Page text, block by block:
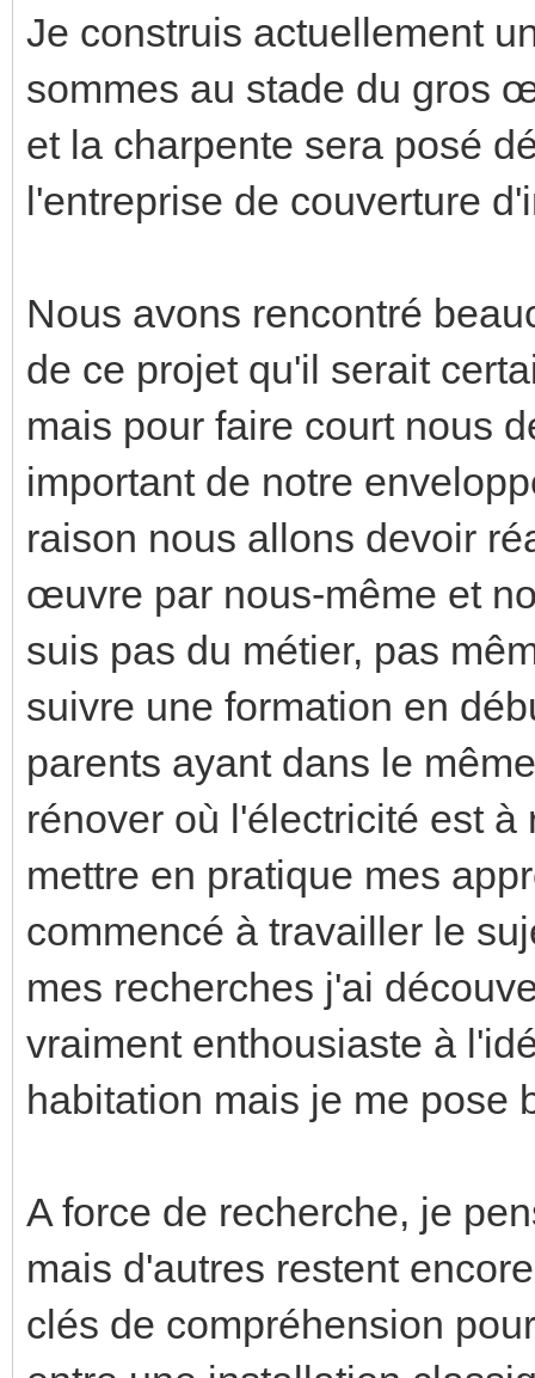
Je construis actuellement
sommes au stade du gros
et la charpente sera posé
l'entreprise de couverture
Nous avons rencontré
de ce projet qu'il serait
mais pour faire court nous
important de notre
raison nous allons devoir
œuvre par nous-même et
suis pas du métier, pas
suivre une formation en
parents ayant dans le
rénover où l'électricité est
mettre en pratique mes
commencé à travailler le
mes recherches j'ai
vraiment enthousiaste à
habitation mais je me pose
A force de recherche, je
mais d'autres restent
clés de compréhension